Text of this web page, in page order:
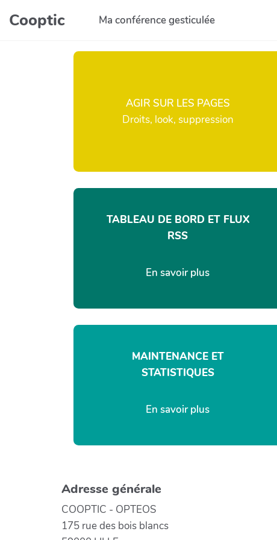
Aller au contenu principal
Cooptic Ma conférence gesticulée
AGIR SUR LES PAGES
Droits, look, suppression
TABLEAU DE BORD ET FLUX
RSS
En savoir plus
MAINTENANCE ET
STATISTIQUES
En savoir plus
Adresse générale
COOPTIC - OPTEOS
175 rue des bois blancs